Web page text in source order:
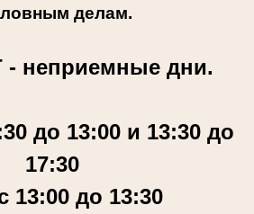
делам.
- неприемные дни.
до 13:00 и 13:30 до
17:30
13:00 до 13:30